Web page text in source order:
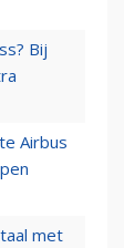
Bij
Airbus
met